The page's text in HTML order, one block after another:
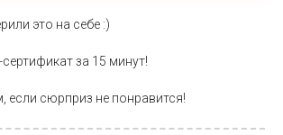
это на себе :)
за 15 минут!
если сюрприз не понравится!